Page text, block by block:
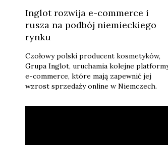
Inglot rozwija e-commerce i
rusza na podbój niemieckiego
rynku
Czołowy polski producent kosmetyków,
Grupa Inglot, uruchamia kolejne
e-commerce, które mają zapewnić jej
wzrost sprzedaży online w Niemczech.